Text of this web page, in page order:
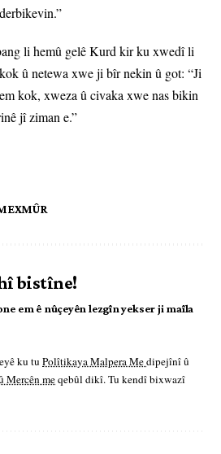
li hemû gelê Kurd kir ku xwedî li
û netewa xwe ji bîr nekin û got: “Ji
kok, xweza û civaka xwe nas bikin
jî ziman e.”
bistîne!
em ê nûçeyên lezgîn yekser ji maîla
ku tu Polîtikaya Malpera Medipejînî û
Mercên meqebûl dikî. Tu kendî bixwazî